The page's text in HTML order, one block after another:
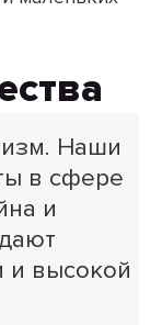
Наши
в сфере
и
и высокой